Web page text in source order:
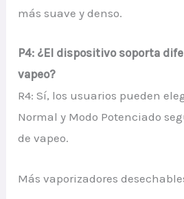
más suave y denso.
P4: ¿El dispositivo soporta
vapeo?
R4: Sí, los usuarios pueden
Normal y Modo Potenciado
de vapeo.
Más vaporizadores